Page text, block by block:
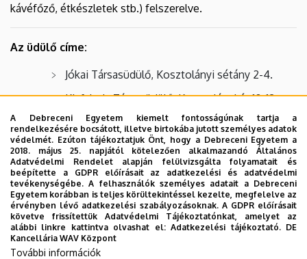
kávéfőző, étkészletek stb.) felszerelve.
Az üdülő címe:
Jókai Társasüdülő, Kosztolányi sétány 2-4.
Kisfaludy Társasüdülő, Kosztolányi út 10-12.
Elektronikus jelentkezés
Beutaló/Üdülési melléklet
Letölthető dokumentumok
Üdülési melléklet
A Debreceni Egyetem kiemelt fontosságúnak tartja a
rendelkezésére bocsátott, illetve birtokába jutott személyes adatok
védelmét. Ezúton tájékoztatjuk Önt, hogy a Debreceni Egyetem a
2018. május 25. napjától kötelezően alkalmazandó Általános
Adatvédelmi Rendelet alapján felülvizsgálta folyamatait és
beépítette a GDPR előírásait az adatkezelési és adatvédelmi
tevékenységébe. A felhasználók személyes adatait a Debreceni
Egyetem korábban is teljes körültekintéssel kezelte, megfelelve az
érvényben lévő adatkezelési szabályozásoknak. A GDPR előírásait
követve frissítettük Adatvédelmi Tájékoztatónkat, amelyet az
alábbi linkre kattintva olvashat el:Adatkezelési tájékoztató. DE
Kancellária WAV Központ
További információk